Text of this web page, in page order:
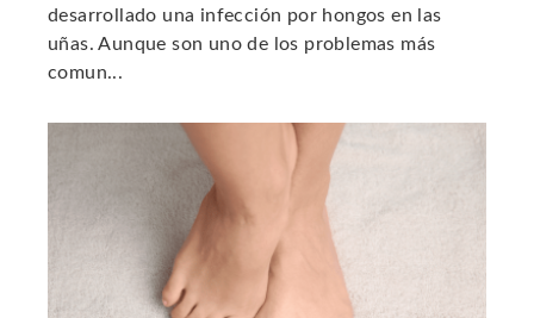
desarrollado una infección por hongos en las
uñas. Aunque son uno de los problemas más
comun...